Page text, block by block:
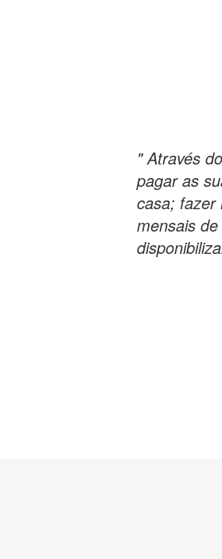
" Através
pagar as
casa; fazer
mensais